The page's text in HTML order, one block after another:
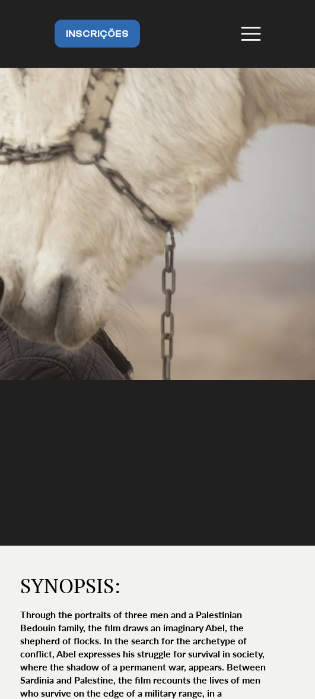
INSCRIÇÕES
SYNOPSIS:
Through the portraits of three men and a Palestinian
Bedouin family, the film draws an imaginary Abel, the
shepherd of flocks. In the search for the archetype of
conflict, Abel expresses his struggle for survival in society,
where the shadow of a permanent war, appears. Between
Sardinia and Palestine, the film recounts the lives of men
who survive on the edge of a military range, in a